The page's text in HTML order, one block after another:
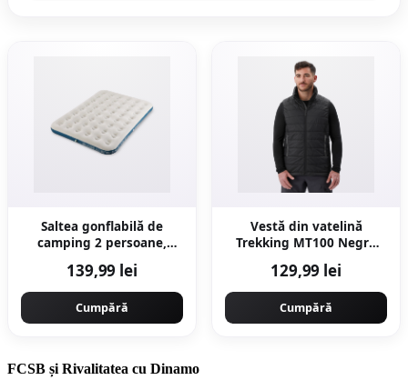
Saltea gonflabilă de
camping 2 persoane,
139,99 lei
Cumpără
Vestă din vatelină
Trekking MT100 Negru
129,99 lei
Cumpără
FCSB și Rivalitatea cu Dinamo